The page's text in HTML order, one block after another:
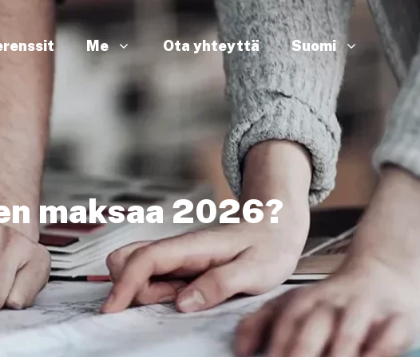
Me Ota yhteyttä Suomi
maksaa 2026?